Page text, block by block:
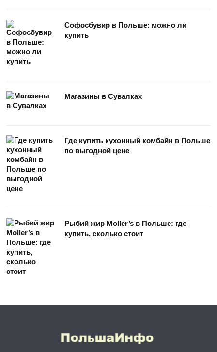
Софосбувир в Польше: можно ли
купить
Магазины в Сувалках
Где купить кухонный комбайн в Польше
по выгодной цене
Рыбий жир Moller’s в Польше: где
купить, сколько стоит